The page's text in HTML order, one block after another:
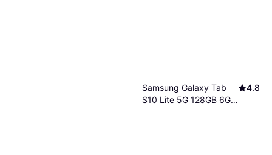
Samsung Galaxy Tab
S10 Lite 5G 128GB 6GB
4.8